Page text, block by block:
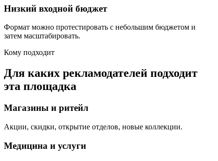
Низкий входной бюджет
Формат можно протестировать с небольшим бюджетом и
затем масштабировать.
Кому подходит
Для каких рекламодателей подходит
эта площадка
Магазины и ритейл
Акции, скидки, открытие отделов, новые коллекции.
Медицина и услуги